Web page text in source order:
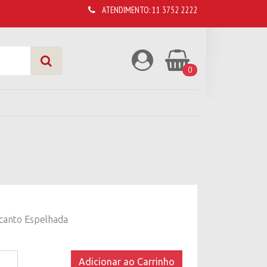
ATENDIMENTO:11 3752 2222
0
Espelhada
Adicionar ao Carrinho